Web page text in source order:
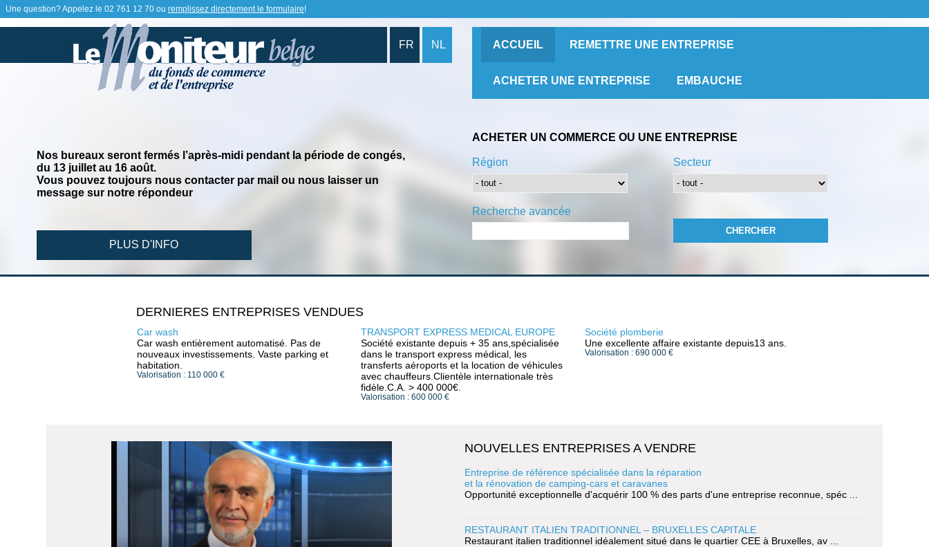
Une question? Appelez le 02 761 12 70 ou remplissez directement le formulaire!
FR NL ACCUEIL REMETTRE UNE ENTREPRISE
ACHETER UNE ENTREPRISE EMBAUCHE
Nos bureaux seront fermés l’après-midi pendant la période de congés,
du 13 juillet au 16 août.
Vous pouvez toujours nous contacter par mail ou nous laisser un
message sur notre répondeur
PLUS D'INFO
ACHETER UN COMMERCE OU UNE ENTREPRISE
Région
Recherche avancée
Secteur
DERNIERES ENTREPRISES VENDUES
Car wash
Car wash entièrement automatisé. Pas de
nouveaux investissements. Vaste parking et
habitation.
Valorisation : 110 000 €
TRANSPORT EXPRESS MEDICAL EUROPE
Société existante depuis + 35 ans,spécialisée
dans le transport express médical, les
transferts aéroports et la location de véhicules
avec chauffeurs.Clientèle internationale très
fidèle.C.A. > 400 000€.
Valorisation : 600 000 €
Société plomberie
Une excellente affaire existante depuis13 ans.
Valorisation : 690 000 €
NOUVELLES ENTREPRISES A VENDRE
Entreprise de référence spécialisée dans la réparation
et la rénovation de camping-cars et caravanes
Opportunité exceptionnelle d'acquérir 100 % des parts d'une entreprise reconnue, spéc ...
RESTAURANT ITALIEN TRADITIONNEL – BRUXELLES CAPITALE
Restaurant italien traditionnel idéalement situé dans le quartier CEE à Bruxelles, av ...